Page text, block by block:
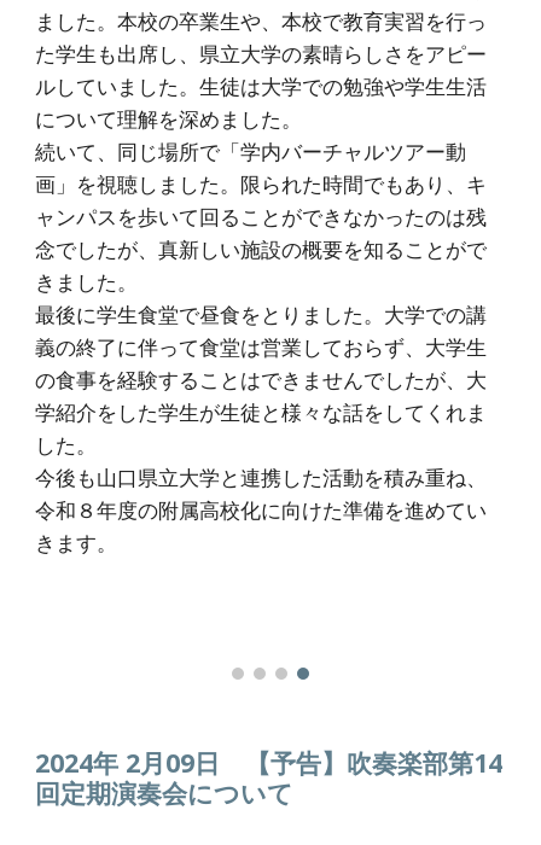
ました。本校の卒業生や、本校で教育実習を行っ
た学生も出席し、県立大学の素晴らしさをアピー
ルしていました。生徒は大学での勉強や学生生活
について理解を深めました。
続いて、同じ場所で「学内バーチャルツアー動
画」を視聴しました。限られた時間でもあり、キ
ャンパスを歩いて回ることができなかったのは残
念でしたが、真新しい施設の概要を知ることがで
きました。
最後に学生食堂で昼食をとりました。大学での講
義の終了に伴って食堂は営業しておらず、大学生
の食事を経験することはできませんでしたが、大
学紹介をした学生が生徒と様々な話をしてくれま
した。
今後も山口県立大学と連携した活動を積み重ね、
令和８年度の附属高校化に向けた準備を進めてい
きます。
2024年 2月09日 【予告】吹奏楽部第14
回定期演奏会について